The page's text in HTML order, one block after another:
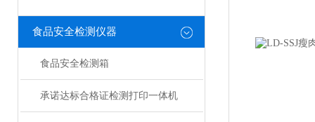
食品安全检测仪器
食品安全检测箱
承诺达标合格证检测打印一体机